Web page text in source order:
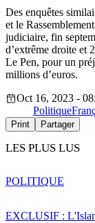
Des enquêtes
et le
judiciaire, fin
d’extrême droite et
Le Pen, pour un
millions d’euros.
Oct 16, 2023 -
Politique
Print Partager
LES PLUS LUS
EXCLUSIF :
POLITIQUE